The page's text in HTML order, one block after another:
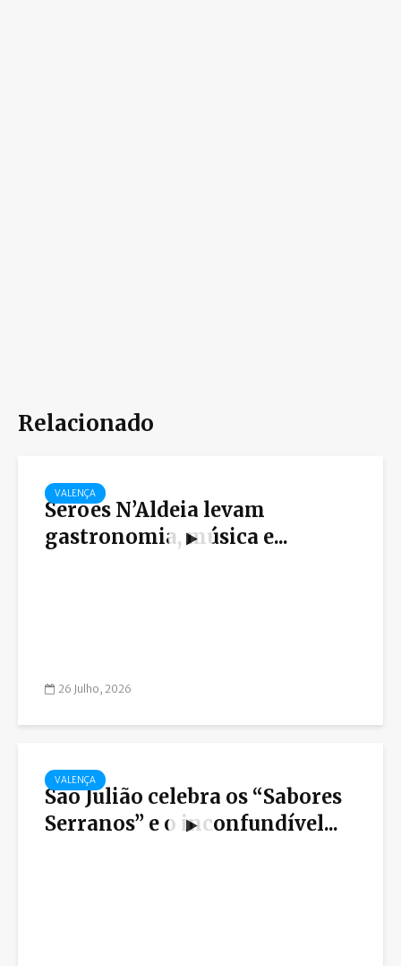
Relacionado
VALENÇA
Serões N’Aldeia levam
gastronomia, música e...
26 Julho, 2026
VALENÇA
São Julião celebra os “Sabores
Serranos” e o inconfundível...